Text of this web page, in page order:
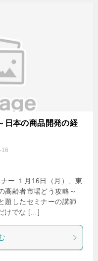
日本の商品開発の経
16
ー １月16日（月）、東
高齢者市場どう攻略～
題したセミナーの講師
けでな […]